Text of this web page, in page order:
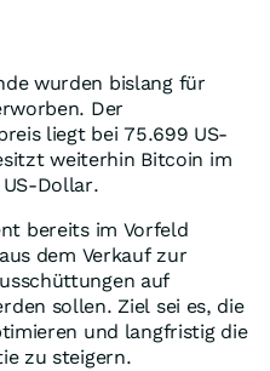
wurden bislang für
Der
liegt bei 75.699 US-
weiterhin Bitcoin im
Dollar.
bereits im Vorfeld
dem Verkauf zur
auf
sollen. Ziel sei es, die
und langfristig die
zu steigern.